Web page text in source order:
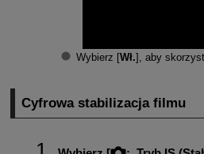
Wybierz [Wł.], aby
Cyfrowa stabilizacja filmu